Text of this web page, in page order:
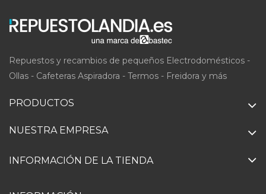
Repuestos y recambios de pequeños Electrodomésticos -
Ollas - Cafeteras Aspiradora - Termos - Freidora y más
PRODUCTOS
NUESTRA EMPRESA
INFORMACIÓN DE LA TIENDA